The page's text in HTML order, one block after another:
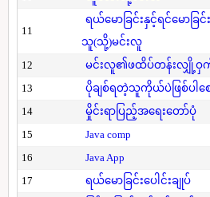
11
ရယ်မောခြင်းနှင့်ရင်မောခြ
သူ(သို့)မင်းလူ
12 မင်းလူ၏ဖထိပ်တန်းလျှို့ဝှက်
13
ပိုချစ်ရတဲ့သူကိုယ်ပဲဖြစ်ပါစ
14
မှိုင်းရာပြည့်အရေးတော်ပုံ
15
Java comp
16
Java App
17
ရယ်မောခြင်းပေါင်းချုပ်